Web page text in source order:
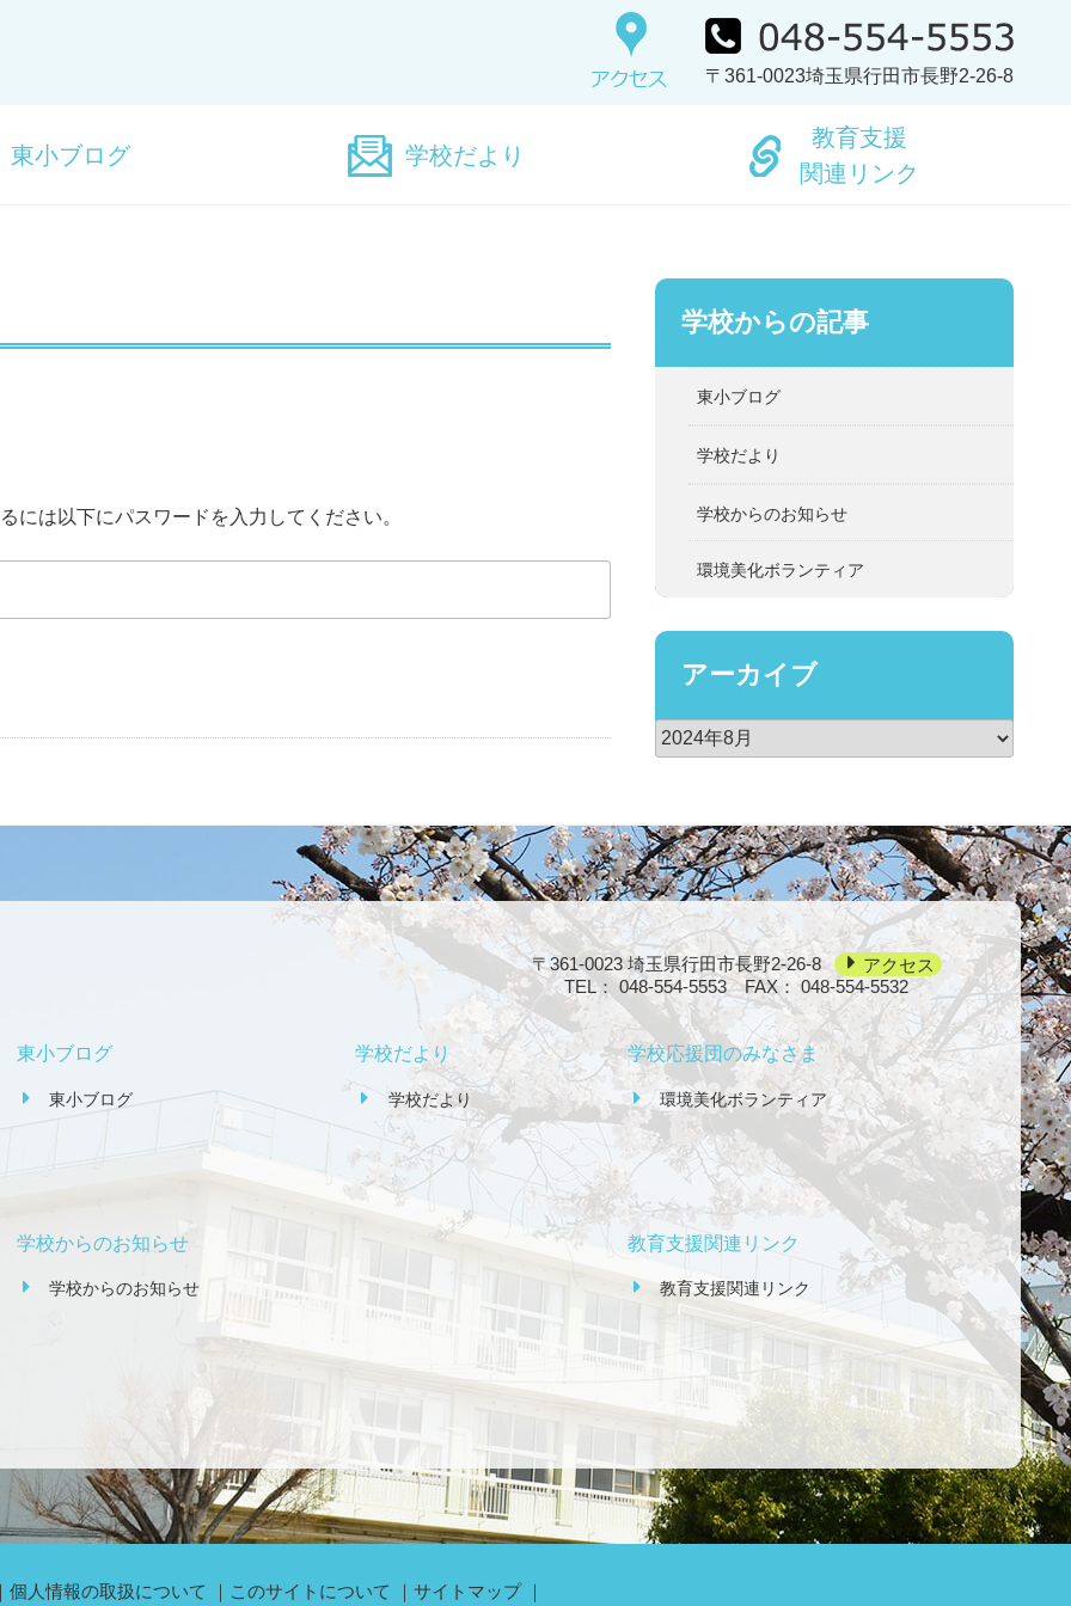
〒361-0023埼玉県行田市長野2-26-8
東小ブログ 学校だより
教育支援
関連リンク
には以下にパスワードを入力してください。
学校からの記事
東小ブログ
学校だより
学校からのお知らせ
環境美化ボランティア
アーカイブ
東小ブログ
東小ブログ
学校だより
学校だより
学校からのお知らせ
学校からのお知らせ
学校応援団のみなさま
環境美化ボランティア
教育支援関連リンク
教育支援関連リンク
〒361-0023埼玉県行田市長野2-26-8
アクセス
TEL：048-554-5553FAX： 048-554-5532
個人情報の取扱について このサイトについて サイトマップ